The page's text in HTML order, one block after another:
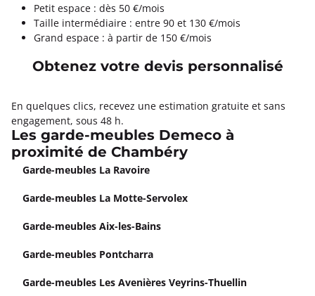
Petit espace : dès 50 €/mois
Taille intermédiaire : entre 90 et 130 €/mois
Grand espace : à partir de 150 €/mois
Obtenez votre devis personnalisé
En quelques clics, recevez une estimation gratuite et sans
engagement, sous 48 h.
Les garde-meubles Demeco à
proximité de Chambéry
Garde-meubles La Ravoire
Garde-meubles La Motte-Servolex
Garde-meubles Aix-les-Bains
Garde-meubles Pontcharra
Garde-meubles Les Avenières Veyrins-Thuellin